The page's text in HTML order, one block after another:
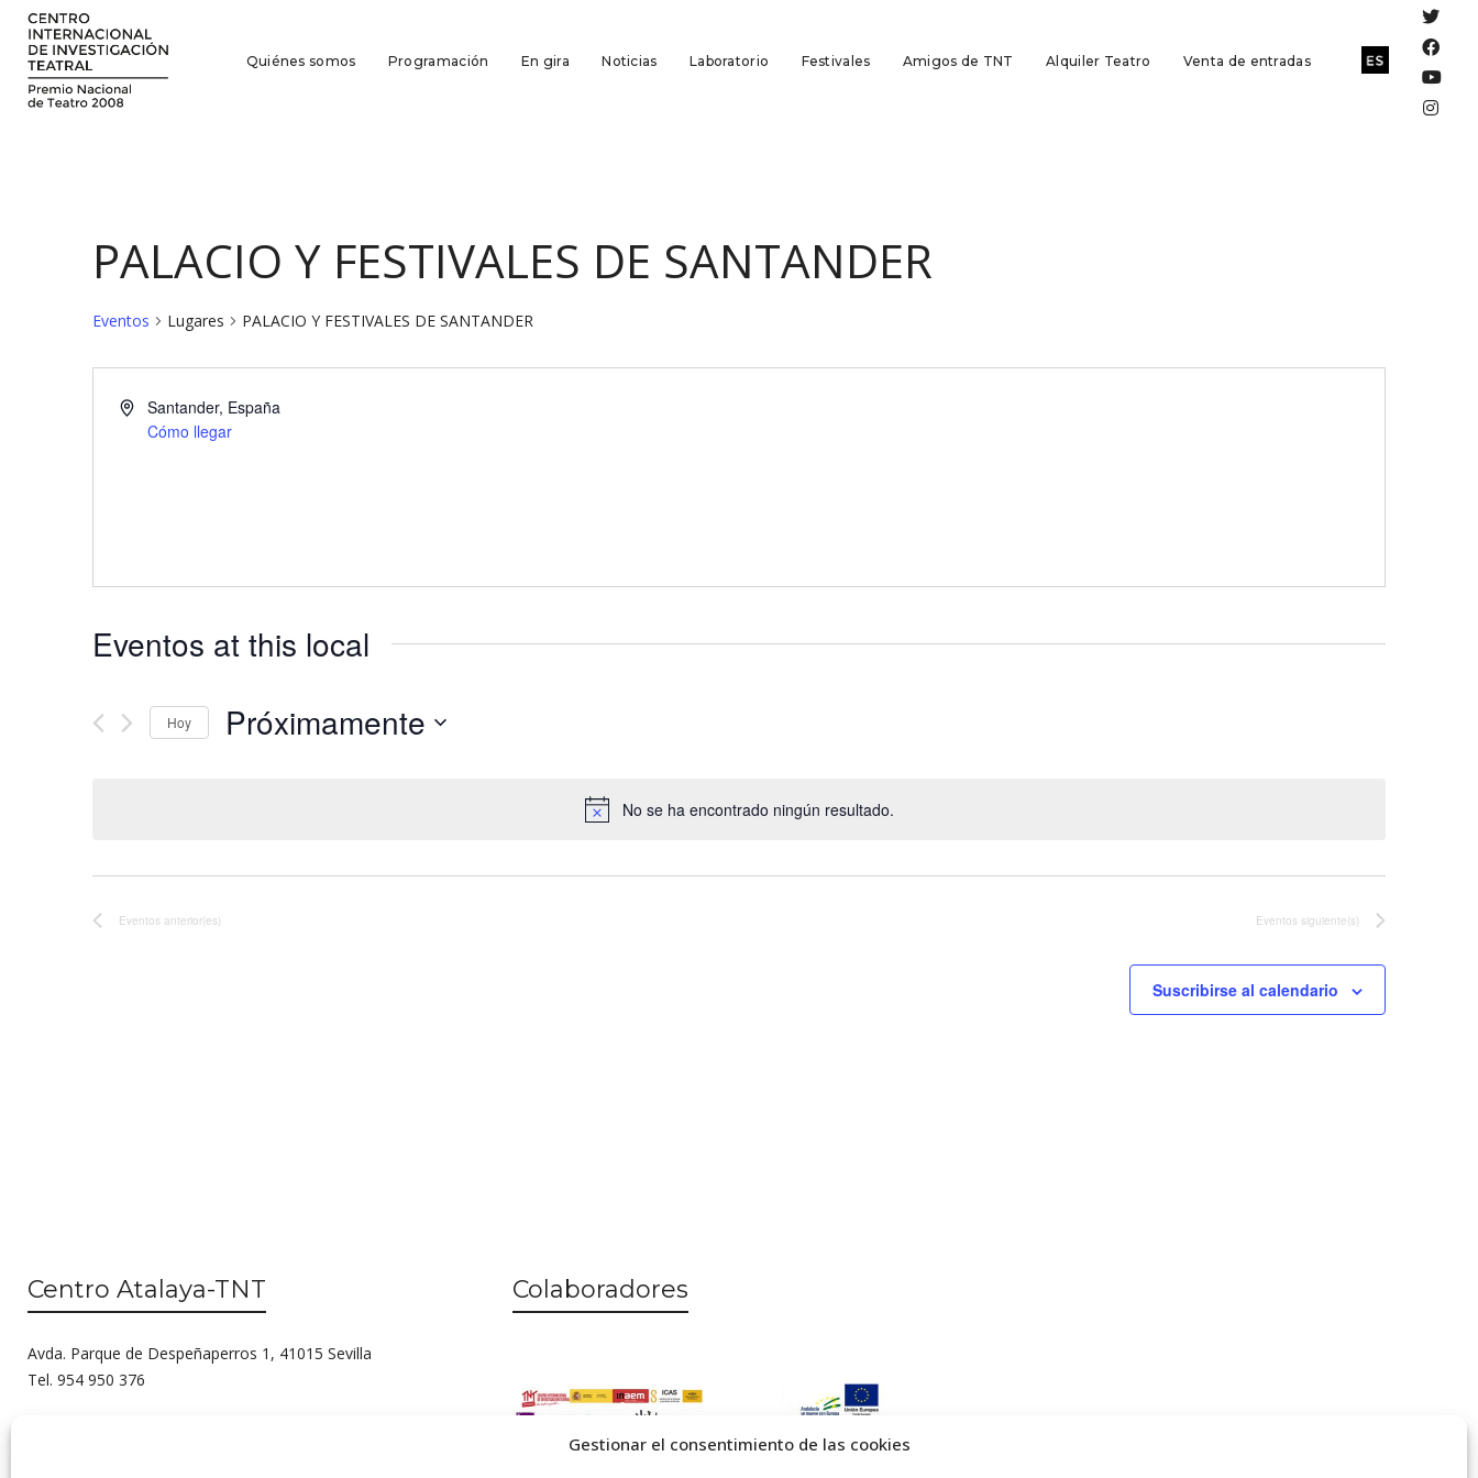
Gestionar el consentimiento de las cookies
Quiénes somos Programación En gira Noticias Laboratorio Festivales Amigos de TNT Alquiler Teatro Venta de entradas
No se ha encontrado ningún resultado.
PALACIO Y FESTIVALES DE SANTANDER
Eventos Lugares PALACIO Y FESTIVALES DE SANTANDER
Santander, España
Cómo llegar
Eventos at this local
Hoy Próximamente
Eventos anterior(es) Eventos siguiente(s)
Suscribirse al calendario
Centro Atalaya-TNT
Avda. Parque de Despeñaperros 1, 41015 Sevilla
Tel. 954 950 376
Colaboradores